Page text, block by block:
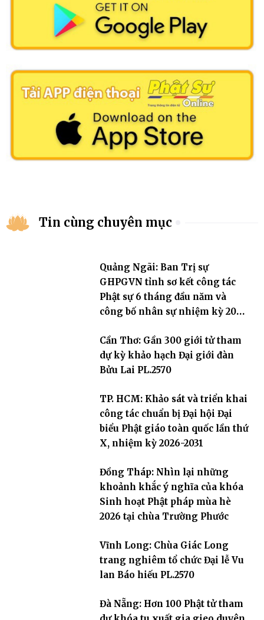
Tin cùng chuyên mục
Quảng Ngãi: Ban Trị sự
GHPGVN tỉnh sơ kết công tác
Phật sự 6 tháng đầu năm và
công bố nhân sự nhiệm kỳ 2026
Cần Thơ: Gần 300 giới tử tham
dự kỳ khảo hạch Đại giới đàn
Bửu Lai PL.2570
TP. HCM: Khảo sát và triển khai
công tác chuẩn bị Đại hội Đại
biểu Phật giáo toàn quốc lần thứ
X, nhiệm kỳ 2026-2031
Đồng Tháp: Nhìn lại những
khoảnh khắc ý nghĩa của khóa
Sinh hoạt Phật pháp mùa hè
2026 tại chùa Trường Phước
Vĩnh Long: Chùa Giác Long
trang nghiêm tổ chức Đại lễ Vu
lan Báo hiếu PL.2570
Đà Nẵng: Hơn 100 Phật tử tham